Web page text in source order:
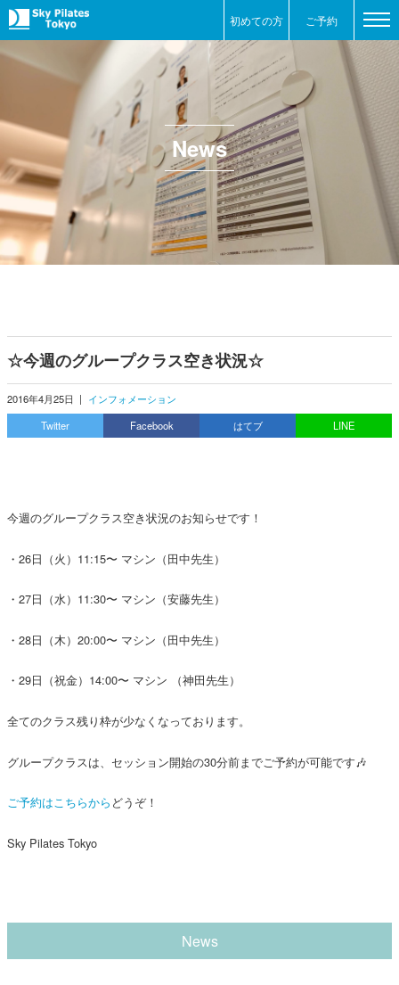
初めての方 ご予約
News
☆今週のグループクラス空き状況☆
2016年4月25日 | インフォメーション
Twitter
Facebook はてブ LINE
今週のグループクラス空き状況のお知らせです！
・26日（火）11:15〜 マシン（田中先生）
・27日（水）11:30〜 マシン（安藤先生）
・28日（木）20:00〜 マシン（田中先生）
・29日（祝金）14:00〜 マシン （神田先生）
全てのクラス残り枠が少なくなっております。
グループクラスは、セッション開始の30分前までご予約が可能です🎶
ご予約はこちらから どうぞ！
Sky Pilates Tokyo
News